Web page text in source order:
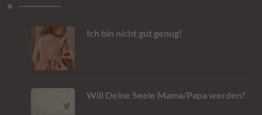
Ich bin nicht gut genug!
Will Deine Seele Mama/Papa werden?